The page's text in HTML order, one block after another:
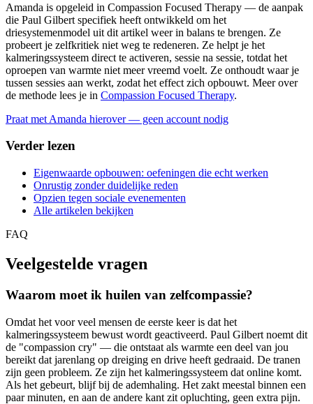
Amanda is opgeleid in Compassion Focused Therapy — de aanpak
die Paul Gilbert specifiek heeft ontwikkeld om het
driesystemenmodel uit dit artikel weer in balans te brengen. Ze
probeert je zelfkritiek niet weg te redeneren. Ze helpt je het
kalmeringssysteem direct te activeren, sessie na sessie, totdat het
oproepen van warmte niet meer vreemd voelt. Ze onthoudt waar je
tussen sessies aan werkt, zodat het effect zich opbouwt. Meer over
de methode lees je in Compassion Focused Therapy.
Praat met Amanda hierover — geen account nodig
Verder lezen
Eigenwaarde opbouwen: oefeningen die echt werken
Onrustig zonder duidelijke reden
Opzien tegen sociale evenementen
Alle artikelen bekijken
FAQ
Veelgestelde vragen
Waarom moet ik huilen van zelfcompassie?
Omdat het voor veel mensen de eerste keer is dat het
kalmeringssysteem bewust wordt geactiveerd. Paul Gilbert noemt dit
de "compassion cry" — die ontstaat als warmte een deel van jou
bereikt dat jarenlang op dreiging en drive heeft gedraaid. De tranen
zijn geen probleem. Ze zijn het kalmeringssysteem dat online komt.
Als het gebeurt, blijf bij de ademhaling. Het zakt meestal binnen een
paar minuten, en aan de andere kant zit opluchting, geen extra pijn.